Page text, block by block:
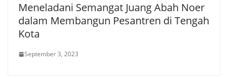
Meneladani Semangat Juang Abah Noer
dalam Membangun Pesantren di Tengah
Kota
September 3, 2023